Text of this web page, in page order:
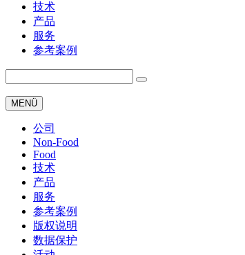
技术
产品
服务
参考案例
MENÜ
公司
Non-Food
Food
技术
产品
服务
参考案例
版权说明
数据保护